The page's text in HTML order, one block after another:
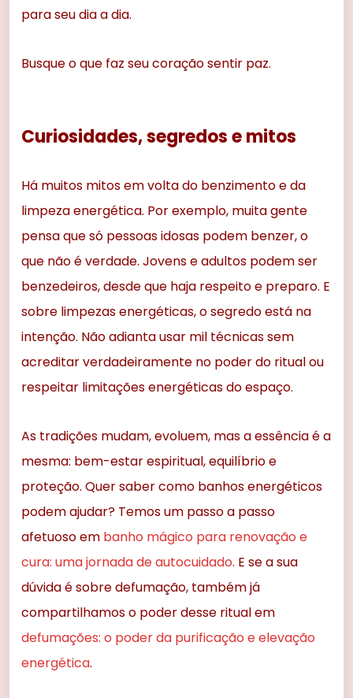
para seu dia a dia.
Busque o que faz seu coração sentir paz.
Curiosidades, segredos e mitos
Há muitos mitos em volta do benzimento e da
limpeza energética. Por exemplo, muita gente
pensa que só pessoas idosas podem benzer, o
que não é verdade. Jovens e adultos podem ser
benzedeiros, desde que haja respeito e preparo. E
sobre limpezas energéticas, o segredo está na
intenção. Não adianta usar mil técnicas sem
acreditar verdadeiramente no poder do ritual ou
respeitar limitações energéticas do espaço.
As tradições mudam, evoluem, mas a essência é a
mesma: bem-estar espiritual, equilíbrio e
proteção. Quer saber como banhos energéticos
podem ajudar? Temos um passo a passo
afetuoso em banho mágico para renovação e
cura: uma jornada de autocuidado. E se a sua
dúvida é sobre defumação, também já
compartilhamos o poder desse ritual em
defumações: o poder da purificação e elevação
energética.